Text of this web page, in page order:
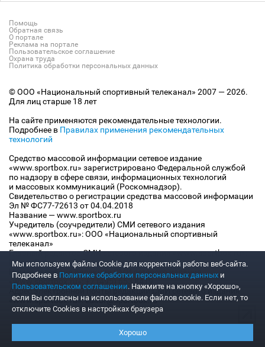
Помощь
Обратная связь
О портале
Реклама на портале
Пользовательское соглашение
Охрана труда
Политика обработки персональных данных
© ООО «Национальный спортивный телеканал» 2007 — 2026.
Для лиц старше 18 лет
На сайте применяются рекомендательные технологии.
Подробнее в Правилах применения рекомендательных
технологий
Средство массовой информации сетевое издание
«www.sportbox.ru» зарегистрировано Федеральной службой
по надзору в сфере связи, информационных технологий
и массовых коммуникаций (Роскомнадзор).
Свидетельство о регистрации средства массовой информации
Эл № ФС77-72613 от 04.04.2018
Название — www.sportbox.ru
Учредитель (соучредители) СМИ сетевого издания
«www.sportbox.ru»: ООО «Национальный спортивный
телеканал»
Главный редактор СМИ сетевого издания «www.sportbox.ru»:
Конов В.А.
Номер телефона редакции СМИ сетевого издания
«www.sportbox.ru»: +7 (495) 653 8419
Адрес электронной почты редакции СМИ сетевого издания
«www.sportbox.ru»: editor@sportbox.ru
Мы используем файлы Сookie для корректной работы веб-сайта.
Подробнее в Политике обработки персональных данных и
Пользовательском соглашении. Нажмите на кнопку «Хорошо»,
если Вы согласны на использование файлов cookie. Если нет, то
отключите Cookies в настройках браузера
Хорошо